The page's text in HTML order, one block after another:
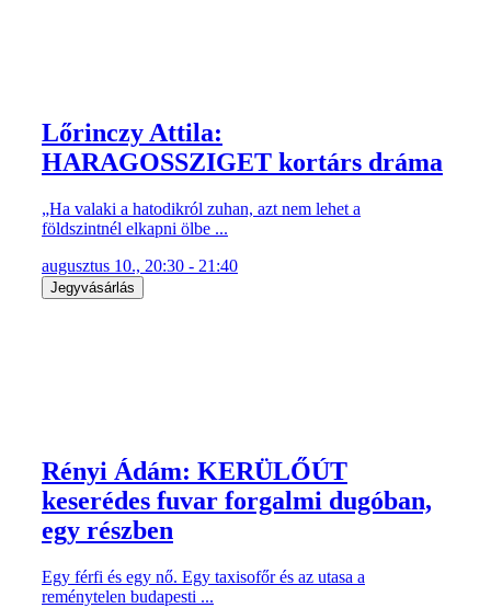
Lőrinczy Attila:
HARAGOSSZIGET kortárs dráma
„Ha valaki a hatodikról zuhan, azt nem lehet a
földszintnél elkapni ölbe ...
augusztus 10., 20:30 - 21:40
Jegyvásárlás
Rényi Ádám: KERÜLŐÚT
keserédes fuvar forgalmi dugóban,
egy részben
Egy férfi és egy nő. Egy taxisofőr és az utasa a
reménytelen budapesti ...